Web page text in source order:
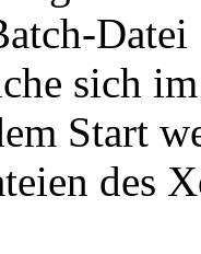
sich
Start
des